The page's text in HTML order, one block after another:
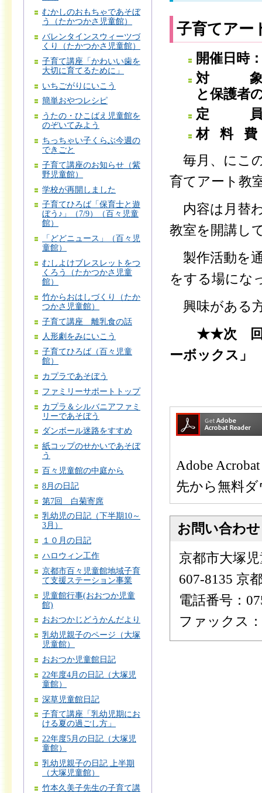
むかしのおもちゃであそぼ
う（たかつかさ児童館）
バレンタインスウィーツづ
くり（たかつかさ児童館）
子育て講座「かわいい歯を
大切に育てるために」
いちごがりにいこう
簡単おやつレシピ
うたの・ひこばえ児童館を
のぞいてみよう
ちっちゃい子くらぶ今週の
できごと
子育て講座のお知らせ（紫
野児童館）
学校が再開しました
子育てひろば「保育士と遊
ぼう♪」（7/9）（百々児童
館）
「どどニュース」（百々児
童館）
むしよけブレスレットをつ
くろう（たかつかさ児童
館）
竹からおはしづくり（たか
つかさ児童館）
子育て講座 離乳食の話
人形劇をみにいこう
子育てひろば（百々児童
館）
カプラであそぼう
ファミリーサポートトップ
カプラ＆シルバニアファミ
リーであそぼう
ダンボール迷路をすすめ
紙コップのせかいであそぼ
う
百々児童館の中庭から
8月の日記
第7回 白菊寄席
乳幼児の日記（下半期10～
3月）
１０月の日記
ハロウィン工作
京都市百々児童館地域子育
て支援ステーション事業
児童館行事(おおつか児童
館)
おおつかじどうかんだより
乳幼児親子のページ（大塚
児童館）
おおつか児童館日記
22年度4月の日記（大塚児
童館）
深草児童館日記
子育て講座「乳幼児期にお
ける夏の過ごし方」
22年度5月の日記（大塚児
童館）
乳幼児親子の日記 上半期
（大塚児童館）
竹本久美子先生の子育て講
子育てアー
開催日時
対
と保護者
定 員
材 料 費
毎月、にこ
育てアート教
内容は月替
教室を開講し
製作活動を
をする場にな
興味がある
★★次 回
ーボックス」
Adobe
先から無料
お問い合わせ
京都市大塚
607-8135 京
電話番号：
ファックス